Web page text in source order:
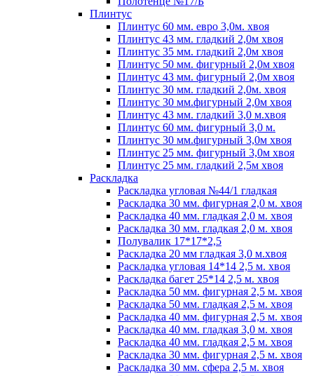
Плинтус
Плинтус 60 мм. евро 3,0м. хвоя
Плинтус 43 мм. гладкий 2,0м хвоя
Плинтус 35 мм. гладкий 2,0м хвоя
Плинтус 50 мм. фигурный 2,0м хвоя
Плинтус 43 мм. фигурный 2,0м хвоя
Плинтус 30 мм. гладкий 2,0м. хвоя
Плинтус 30 мм.фигурный 2,0м хвоя
Плинтус 43 мм. гладкий 3,0 м.хвоя
Плинтус 60 мм. фигурный 3,0 м.
Плинтус 30 мм.фигурный 3,0м хвоя
Плинтус 25 мм. фигурный 3,0м хвоя
Плинтус 25 мм. гладкий 2,5м хвоя
Раскладка
Раскладка угловая №44/1 гладкая
Раскладка 30 мм. фигурная 2,0 м. хвоя
Раскладка 40 мм. гладкая 2,0 м. хвоя
Раскладка 30 мм. гладкая 2,0 м. хвоя
Полувалик 17*17*2,5
Раскладка 20 мм гладкая 3,0 м.хвоя
Раскладка угловая 14*14 2,5 м. хвоя
Раскладка багет 25*14 2,5 м. хвоя
Раскладка 50 мм. фигурная 2,5 м. хвоя
Раскладка 50 мм. гладкая 2,5 м. хвоя
Раскладка 40 мм. фигурная 2,5 м. хвоя
Раскладка 40 мм. гладкая 3,0 м. хвоя
Раскладка 40 мм. гладкая 2,5 м. хвоя
Раскладка 30 мм. фигурная 2,5 м. хвоя
Раскладка 30 мм. сфера 2,5 м. хвоя